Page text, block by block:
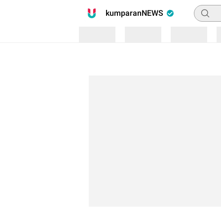
kumparanNEWS